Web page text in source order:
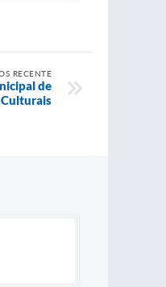
RECENTE
de